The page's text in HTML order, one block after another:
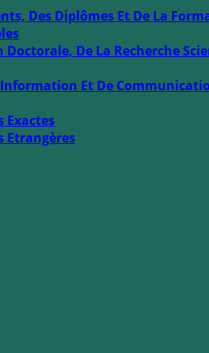
Des Diplômes Et De La
De La Recherche
Et De
Exactes
Etrangères